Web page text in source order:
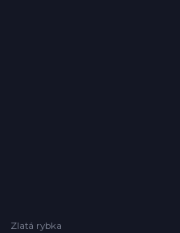
Zlatá rybka